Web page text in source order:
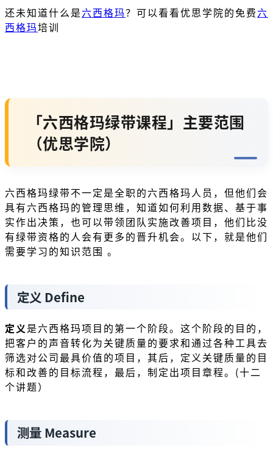
还未知道什么是六西格玛？可以看看优思学院的免费六
西格玛培训
「六西格玛绿带课程」主要范围
（优思学院）
六西格玛绿带不一定是全职的六西格玛人员，但他们会
具有六西格玛的管理思维，知道如何利用数据、基于事
实作出决策，也可以带领团队实施改善项目，他们比没
有绿带资格的人会有更多的晋升机会。以下，就是他们
需要学习的知识范围 。
定义 Define
定义是六西格玛项目的第一个阶段。这个阶段的目的，
把客户的声音转化为关键质量的要求和通过各种工具去
筛选对公司最具价值的项目，其后，定义关键质量的目
标和改善的目标流程，最后，制定出项目章程。(十二
个讲题）
测量 Measure